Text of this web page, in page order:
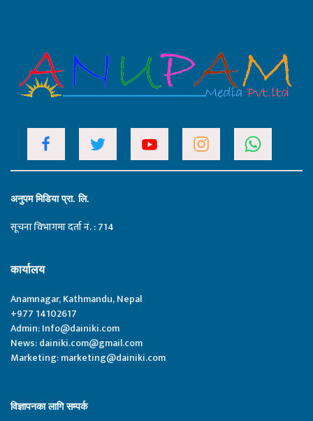
अनुपम मिडिया प्रा. लि.
सूचना विभागमा दर्ता नं. : 714
कार्यालय
Anamnagar, Kathmandu, Nepal
+977 14102617
Admin:Info@dainiki.com
News:dainiki.com@gmail.com
Marketing:marketing@dainiki.com
विज्ञापनका लागि सम्पर्क